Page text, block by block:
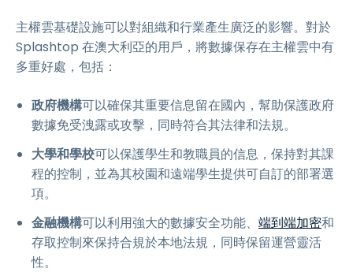
主權雲基礎設施可以對組織和行業產生廣泛的影響。對於
Splashtop 在澳大利亞的用戶，將數據保存在主權雲中有
多重好處，包括：
政府機構可以確保其重要信息留在國內，幫助保護政府
數據免受洩露或攻擊，同時符合其法律和法規。
大學和學校可以保護學生和教職員的信息，保持對其課
程的控制，並為其校園和遠端學生提供可自訂的部署選
項。
金融機構可以利用強大的數據安全功能、 端到端加密和
存取控制來保持合規於本地法規，同時保留運營靈活
性。